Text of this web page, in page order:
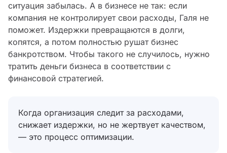
ситуация забылась. А в бизнесе не так: если
компания не контролирует свои расходы, Галя не
поможет. Издержки превращаются в долги,
копятся, а потом полностью рушат бизнес
банкротством. Чтобы такого не случилось, нужно
тратить деньги бизнеса в соответствии с
финансовой стратегией.
Когда организация следит за расходами,
снижает издержки, но не жертвует качеством,
— это процесс оптимизации.